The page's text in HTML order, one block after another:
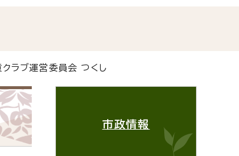
ラブ運営委員会 つくし
市政情報